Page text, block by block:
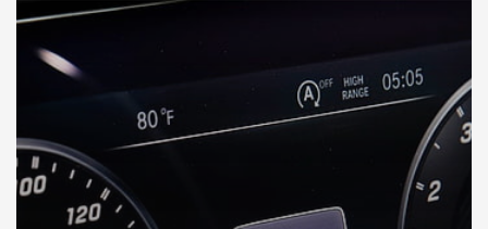
DÉCOUVREZ VOTRE INSPECTION AUTO en Jamaique